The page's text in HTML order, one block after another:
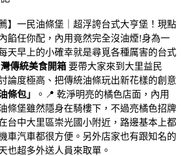
】一民油條堡｜超浮誇台式大亨堡！現點
餡任你配，內用竟然完全沒油煙!身為一
天早上的小確幸就是尋覓各種厲害的台式
傳統美食開箱 要帶大家來到大里益民
論度極高、把傳統油條玩出新花樣的創意
條包」
。📍 乾淨明亮的橘色店面，內用
條堡雖然隱身在騎樓下，不過亮橘色招牌
台中大里區崇光國小附近，路邊基本上都
車汽車都很方便。另外店家也有跟知名的
也超多外送人員來取單。